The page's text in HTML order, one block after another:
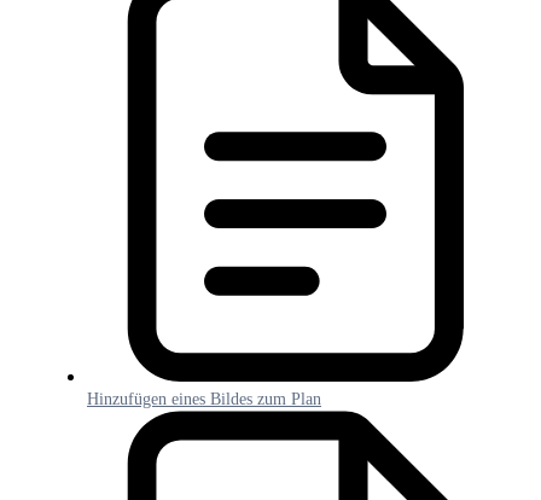
Hinzufügen eines Bildes zum Plan